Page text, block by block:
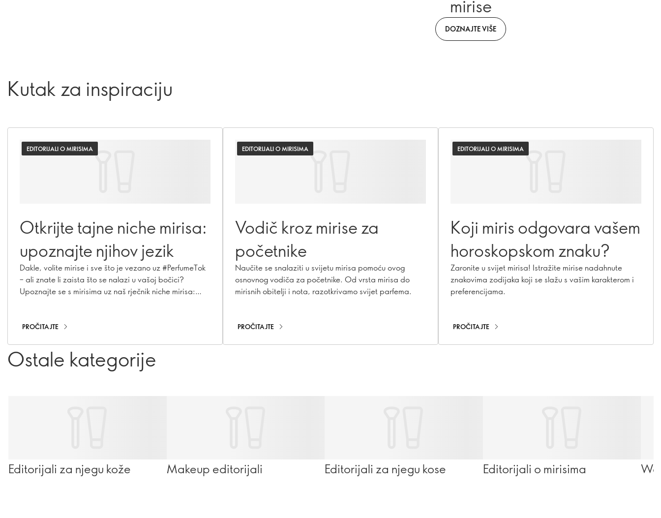
mirise
DOZNAJTE VIŠE
Kutak za inspiraciju
EDITORIJALI O MIRISIMA
Otkrijte tajne niche mirisa:
upoznajte njihov jezik
Dakle, volite mirise i sve što je vezano uz #PerfumeTok
– ali znate li zaista što se nalazi u vašoj bočici?
Upoznajte se s mirisima uz naš rječnik niche mirisa:
sve što vam je potrebno da zvučite (i mirišete) kao
poznavanje mirisa na višu razinu…
PROČITAJTE
EDITORIJALI O MIRISIMA
Vodič kroz mirise za
početnike
Naučite se snalaziti u svijetu mirisa pomoću ovog
osnovnog vodiča za početnike. Od vrsta mirisa do
mirisnih obitelji i nota, razotkrivamo svijet parfema.
PROČITAJTE
EDITORIJALI O MIRISIMA
Koji miris odgovara vašem
horoskopskom znaku?
Zaronite u svijet mirisa! Istražite mirise nadahnute
znakovima zodijaka koji se slažu s vašim karakterom i
preferencijama.
PROČITAJTE
Ostale kategorije
Editorijali za njegu kože Makeup editorijali Editorijali za njegu kose Editorijali o mirisima